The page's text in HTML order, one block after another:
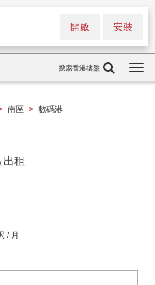
安裝
開啟
搜索香港樓盤
南區 > 數碼港
租
/ 月